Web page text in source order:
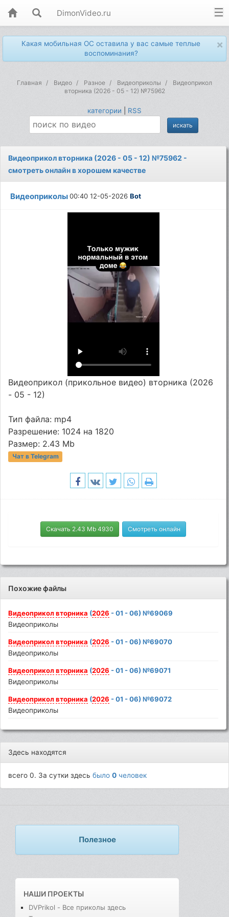
DimonVideo.ru
×
Какая мобильная ОС оставила у вас самые теплые
воспоминания?
Главная Видео Разное Видеоприколы
Видеоприкол
вторника (2026 - 05 - 12) №75962
категории RSS
Видеоприкол вторника (2026 - 05 - 12) №75962 -
смотреть онлайн в хорошем качестве
Видеоприколы00:40 12-05-2026Bot
Видеоприкол (прикольное видео) вторника (2026
- 05 - 12)
Тип файла: mp4
Разрешение: 1024 на 1820
Размер: 2.43 Mb
Чат в Telegram
Скачать 2.43 Mb 4930 Смотреть онлайн
Похожие файлы
Видеоприкол вторника (2026 - 01 - 06) №69069
Видеоприколы
Видеоприкол вторника (2026 - 01 - 06) №69070
Видеоприколы
Видеоприкол вторника (2026 - 01 - 06) №69071
Видеоприколы
Видеоприкол вторника (2026 - 01 - 06) №69072
Видеоприколы
Здесь находятся
всего 0. За сутки здесьбыло0 человек
Полезное
НАШИ ПРОЕКТЫ
DVPrikol - Все приколы здесь